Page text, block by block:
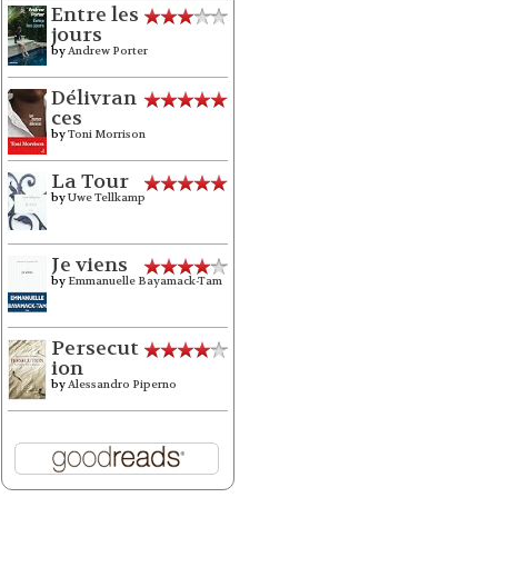
Entre les
jours
byAndrew Porter
Délivran
ces
byToni Morrison
La Tour
byUwe Tellkamp
Je viens
by Emmanuelle Bayamack-Tam
Persecut
ion
byAlessandro Piperno